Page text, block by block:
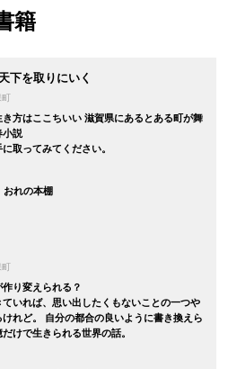
籍
下を取りにいく
町
き方はここちいい 滋賀県にあるとある町が舞
小説
取ってみてください。
おれの本棚
町
り変えられる？
ていれば、思い出したくもないことの一つや
けれど。 自分の都合の良いように書き換えら
けで生きられる世界の話。